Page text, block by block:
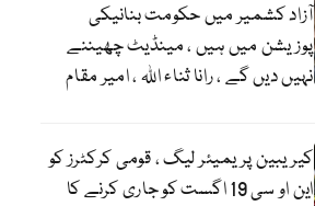
آزاد کشمیر میں حکومت بنانیکی
پوزیشن میں ہیں ، مینڈیٹ چھیننے
نہیں دیں گے ، رانا ثناء اللہ ، امیر مقام
کیریبین پریمیئر لیگ ، قومی کرکٹرز کو
این او سی 19 اگست کو جاری کرنے کا